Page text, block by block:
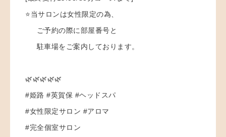
⭐️当サロンは女性限定の為、
ご予約の際に部屋番号と
駐車場をご案内しております。
🌿🌿🌿🌿🌿
#姫路 #英賀保 #ヘッドスパ
#女性限定サロン #アロマ
#完全個室サロン